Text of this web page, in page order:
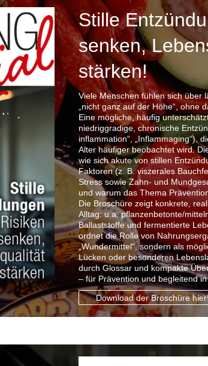
Stille
senken,
stärken!
Viele Menschen fühlen sich über
„nicht ganz auf der Höhe“, ohne
Eine mögliche, häufig
niedriggradige, chronische
inflammation“, „Inflammaging“),
Alter häufiger beobachtet wird.
wie sich akute von stillen
Faktoren (z. B. viszerales
Stress sowie Zahn- und
und warum das Thema
Die Broschüre zeigt konkrete,
Alltag: u.a. pflanzenbetonte/
Ballaststoffe und fermentierte
ordnet die Rolle von
„Wundermittel“, sondern als
Lücken oder besonderen
durch Glossar und kompakte
– für Prävention und begleitend
Download der Broschüre